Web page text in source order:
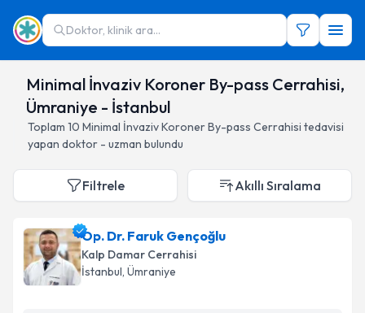
Doktor, klinik ara...
Minimal İnvaziv Koroner By-pass Cerrahisi,
Ümraniye - İstanbul
Toplam 10 Minimal İnvaziv Koroner By-pass Cerrahisi tedavisi
yapan doktor - uzman bulundu
Filtrele Akıllı Sıralama
Op. Dr. Faruk Gençoğlu
Kalp Damar Cerrahisi
İstanbul, Ümraniye